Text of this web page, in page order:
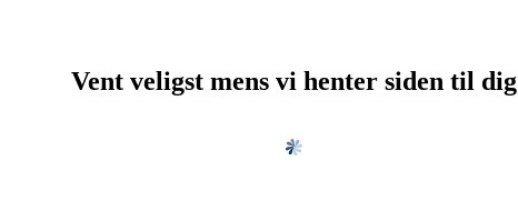
Vent veligst mens vi henter siden til dig